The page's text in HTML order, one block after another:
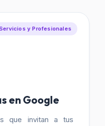
y Profesionales
en Google
que invitan a tus